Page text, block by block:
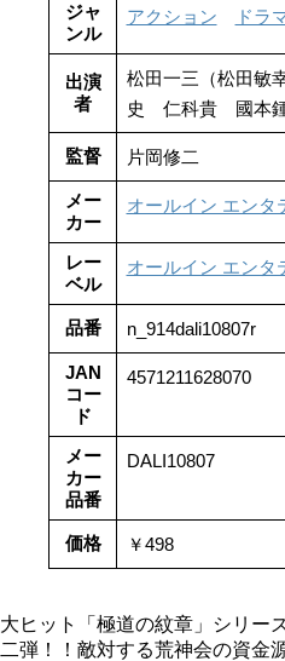
ジャ
ンル
アクション ドラ
出演
者
松田一三（松田
史 仁科貴 國本
監督 片岡修二
メー
カー
オールイン エンタ
レー
ベル
オールイン エンタ
品番 n_914dali10807r
JAN
コー
ド
4571211628070
メー
カー
品番
DALI10807
価格 ￥498
大ヒット「極道の紋章」シリー
二弾！！敵対する荒神会の資金